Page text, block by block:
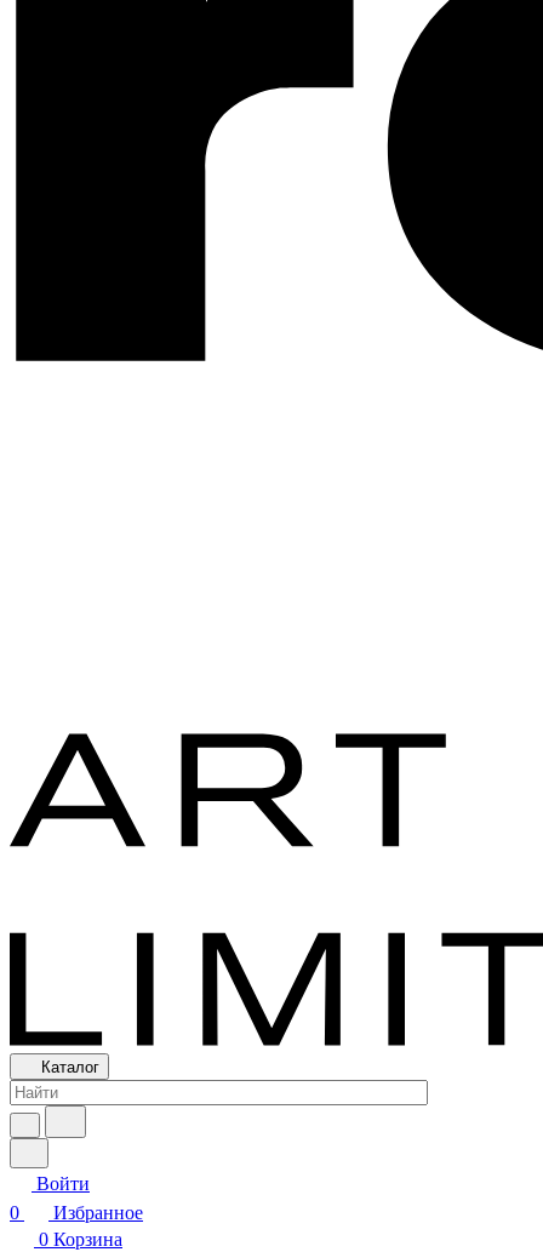
Каталог
Войти
0
Избранное
0 Корзина